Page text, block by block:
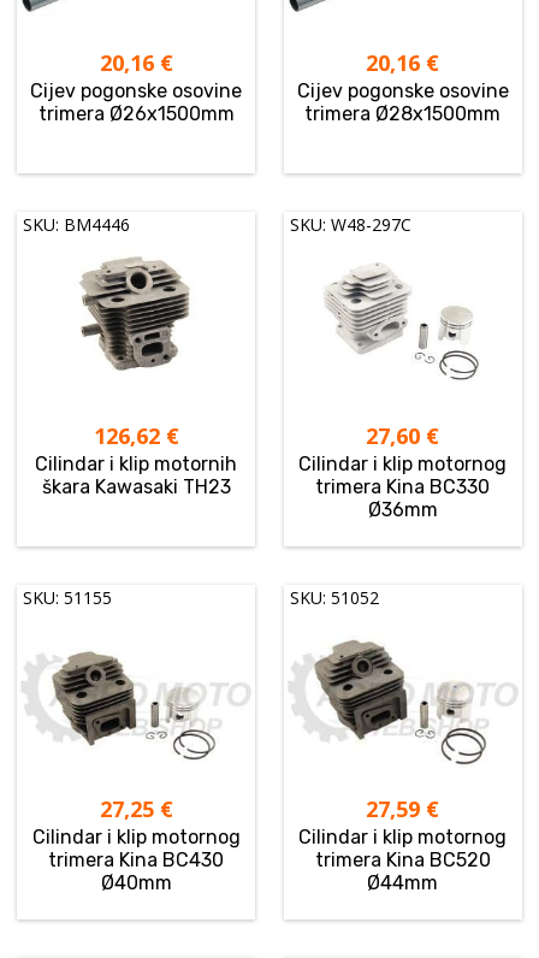
20,16 €
Cijev pogonske osovine
trimera Ø26x1500mm
20,16 €
Cijev pogonske osovine
trimera Ø28x1500mm
SKU: BM4446
126,62 €
Cilindar i klip motornih
škara Kawasaki TH23
SKU: W48-297C
27,60 €
Cilindar i klip motornog
trimera Kina BC330
Ø36mm
SKU: 51155
27,25 €
Cilindar i klip motornog
trimera Kina BC430
Ø40mm
SKU: 51052
27,59 €
Cilindar i klip motornog
trimera Kina BC520
Ø44mm